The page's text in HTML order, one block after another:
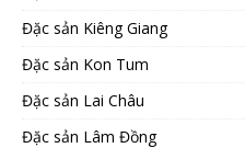
Đặc sản Kiêng Giang
Đặc sản Kon Tum
Đặc sản Lai Châu
Đặc sản Lâm Đồng